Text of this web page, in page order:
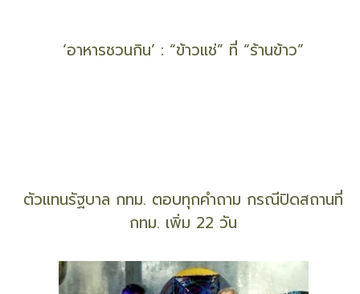
เปลี่ยน ‘ขยะพลาสติก’ เป็น ‘พลาสอิฐ’ ใช้แทน ‘อิฐ’
วิกฤติ COVID-19 ผลกระทบต่อสังคมดนตรีของไทย :